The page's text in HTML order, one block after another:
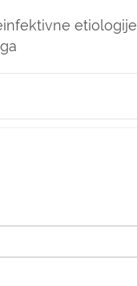
etiologije